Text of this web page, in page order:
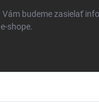
Vám budeme zasielať
shope.